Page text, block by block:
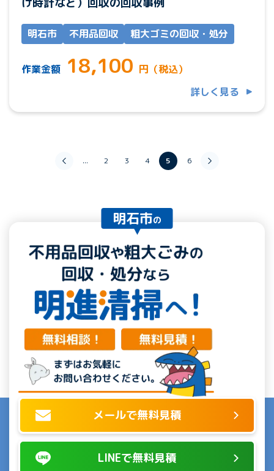
明石市 不用品回収 粗大ゴミの回収・処分
作業金額 18,100 円（税込）
詳しく見る
... 2 3 4 5 6
明石市の
メールで無料見積
LINEで無料見積